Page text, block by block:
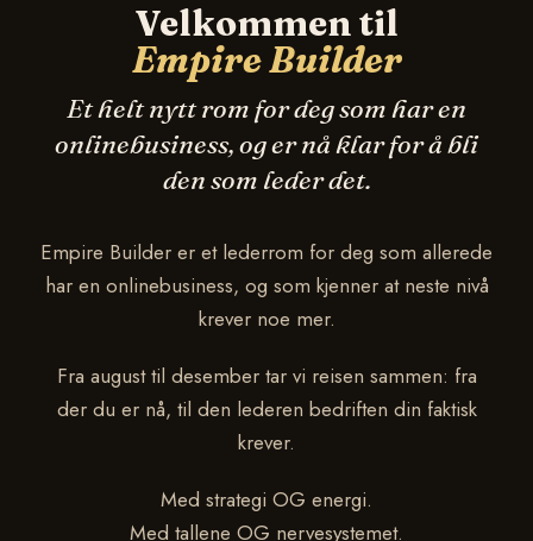
Velkommen til
Empire Builder
Et helt nytt rom for deg som har en
onlinebusiness, og er nå klar for å bli
den som leder det.
Empire Builder er et lederrom for deg som allerede
har en onlinebusiness, og som kjenner at neste nivå
krever noe mer.
Fra august til desember tar vi reisen sammen: fra
der du er nå, til den lederen bedriften din faktisk
krever.
Med strategi OG energi.
Med tallene OG nervesystemet.